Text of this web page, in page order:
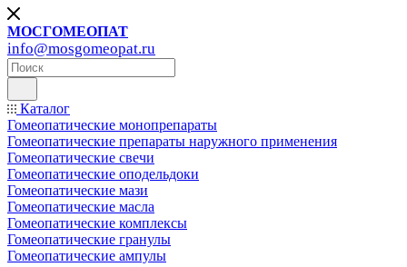
МОСГОМЕОПАТ
info@mosgomeopat.ru
Каталог
Гомеопатические монопрепараты
Гомеопатические препараты наружного применения
Гомеопатические свечи
Гомеопатические оподельдоки
Гомеопатические мази
Гомеопатические масла
Гомеопатические комплексы
Гомеопатические гранулы
Гомеопатические ампулы